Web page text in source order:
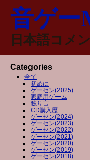
音ゲー
日本語コメ
Categories
全て
初めに
ゲーセン(2025)
家庭用ゲーム
独り言
CD購入歴
ゲーセン(2024)
ゲーセン(2023)
ゲーセン(2022)
ゲーセン(2021)
ゲーセン(2020)
ゲーセン(2019)
ゲーセン(2018)